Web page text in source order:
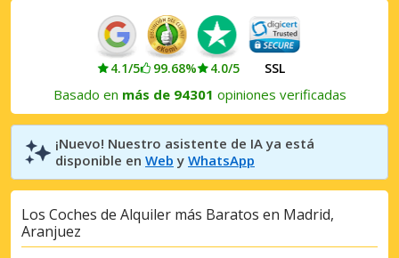
4.1/5 99.68% 4.0/5 SSL
Basado en más de 94301 opiniones verificadas
¡Nuevo! Nuestro asistente de IA ya está
disponible en Web y WhatsApp
Los Coches de Alquiler más Baratos en Madrid,
Aranjuez